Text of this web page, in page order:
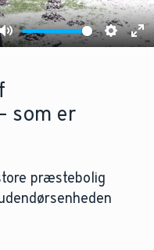
Mute
som er
præstebolig